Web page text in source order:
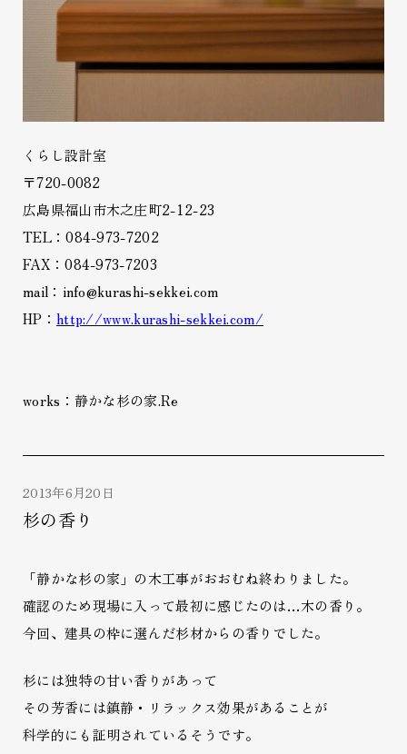
くらし設計室
〒720-0082
広島県福山市木之庄町2-12-23
TEL：084-973-7202
FAX：084-973-7203
mail：info@kurashi-sekkei.com
HP： http://www.kurashi-sekkei.com/
works：静かな杉の家.Re
2013年6月20日
杉の香り
「静かな杉の家」の木工事がおおむね終わりました。
確認のため現場に入って最初に感じたのは…木の香り。
今回、建具の枠に選んだ杉材からの香りでした。
杉には独特の甘い香りがあって
その芳香には鎮静・リラックス効果があることが
科学的にも証明されているそうです。